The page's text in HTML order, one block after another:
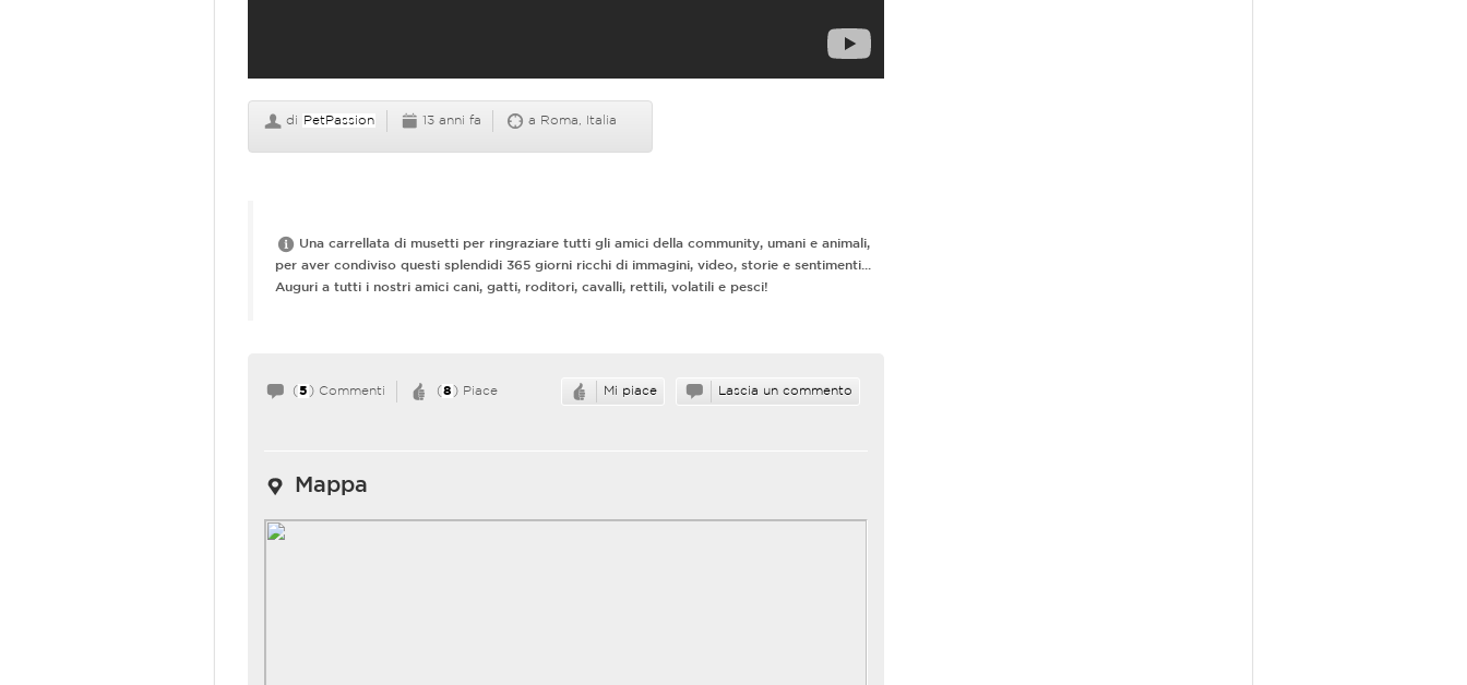
di PetPassion 13 anni fa a Roma, Italia
Una carrellata di musetti per ringraziare tutti gli amici della community, umani e animali,
per aver condiviso questi splendidi 365 giorni ricchi di immagini, video, storie e sentimenti...
Auguri a tutti i nostri amici cani, gatti, roditori, cavalli, rettili, volatili e pesci!
(5 ) Commenti (8 ) Piace Mi piace Lascia un commento
Mappa